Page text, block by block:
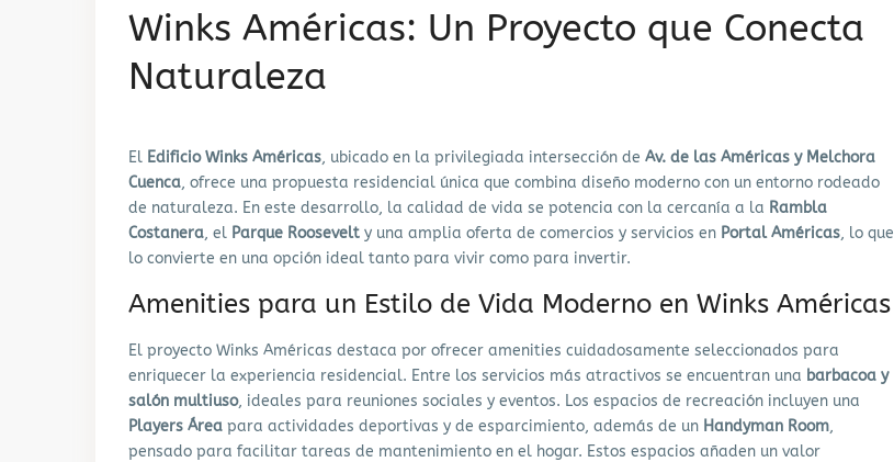
Winks Américas: Un Proyecto que Conecta
Naturaleza
El Edificio Winks Américas, ubicado en la privilegiada intersección de Av. de las Américas y Melchora
Cuenca, ofrece una propuesta residencial única que combina diseño moderno con un entorno rodeado
de naturaleza. En este desarrollo, la calidad de vida se potencia con la cercanía a la Rambla
Costanera, el Parque Roosevelt y una amplia oferta de comercios y servicios en Portal Américas, lo que
lo convierte en una opción ideal tanto para vivir como para invertir.
Amenities para un Estilo de Vida Moderno en Winks Américas
El proyecto Winks Américas destaca por ofrecer amenities cuidadosamente seleccionados para
enriquecer la experiencia residencial. Entre los servicios más atractivos se encuentran una barbacoa y
salón multiuso, ideales para reuniones sociales y eventos. Los espacios de recreación incluyen una
Players Área para actividades deportivas y de esparcimiento, además de un Handyman Room,
pensado para facilitar tareas de mantenimiento en el hogar. Estos espacios añaden un valor